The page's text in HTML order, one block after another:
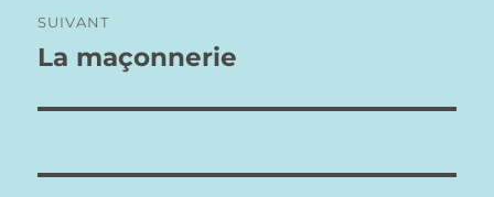
SUIVANT
Publication
La maçonnerie